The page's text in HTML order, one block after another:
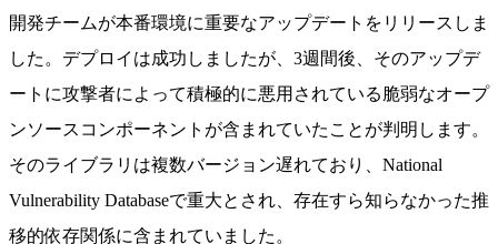
開発チームが本番環境に重要なアップデートをリリースしま
した。デプロイは成功しましたが、3週間後、そのアップデ
ートに攻撃者によって積極的に悪用されている脆弱なオープ
ンソースコンポーネントが含まれていたことが判明します。
そのライブラリは複数バージョン遅れており、National
Vulnerability Databaseで重大とされ、存在すら知らなかった推
移的依存関係に含まれていました。